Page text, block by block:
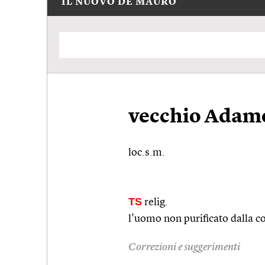
IL NUOVO DE MAURO
vecchio
loc.s.m.
TS relig.
l'uomo non purificato dalla
Correzioni e suggerimenti